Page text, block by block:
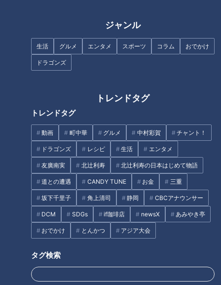
ジャンル
生活 グルメ エンタメ スポーツ コラム おでかけ
ドラゴンズ
トレンドタグ
トレンドタグ
動画 町中華 グルメ 中村彩賀 チャント！
ドラゴンズ レシピ 生活 エンタメ
友廣南実 北辻利寿 北辻利寿の日本はじめて物語
道との遭遇 CANDY TUNE お金 三重
坂下千里子 角上清司 静岡 CBCアナウンサー
DCM SDGs if珈琲店 newsX あみやき亭
おでかけ とんかつ アジア大会
タグ検索
【2023年】いよいよ小学校入
学！ことしも配信を続けます～
定期配信型ドキュメンタリー
誰もが生きやすくなる世の中と
【前例のない手術】難病・道化
師様魚鱗癬と闘う大学生に聞
く、手術の理由とその後…配信
型ドキュメンタリー「ピエロと
呼ばれた息子」第114話
突然死「心臓血管病」自覚症状
なく進行も…正しい知識で突然
死を防げ！経験者に学ぶ『心臓
血管病』
タグ
ドキュメンタリー WEB限定
ピエロと呼ばれた息子
オススメ関連コンテンツ